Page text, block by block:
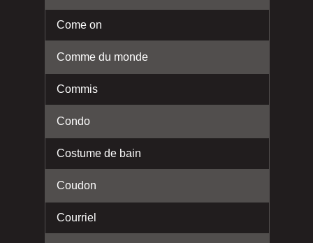
Come on
Comme du monde
Commis
Condo
Costume de bain
Coudon
Courriel